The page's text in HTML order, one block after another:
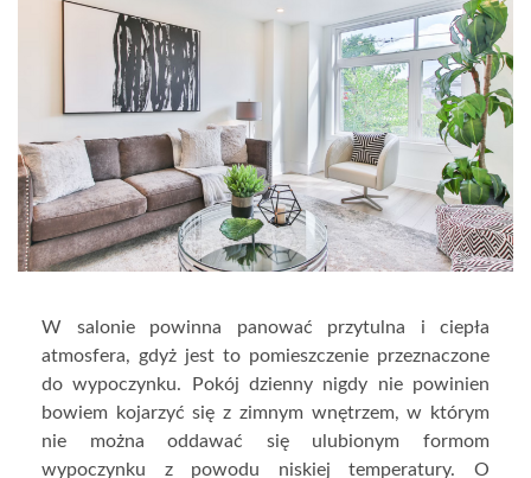
W salonie powinna panować przytulna i ciepła
atmosfera, gdyż jest to pomieszczenie przeznaczone
do wypoczynku. Pokój dzienny nigdy nie powinien
bowiem kojarzyć się z zimnym wnętrzem, w którym
nie można oddawać się ulubionym formom
wypoczynku z powodu niskiej temperatury. O